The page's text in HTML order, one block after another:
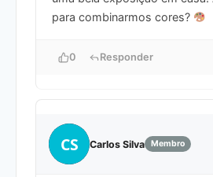
para combinarmos cores?
0 Responder
CS Carlos Silva Membro